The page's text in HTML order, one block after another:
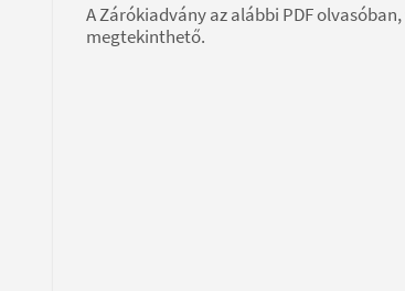
A Zárókiadvány az alábbi PDF
megtekinthető.